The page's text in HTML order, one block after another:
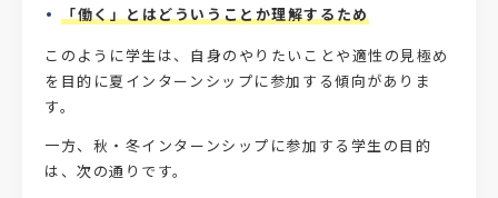
「働く」とはどういうことか理解するため
このように学生は、自身のやりたいことや適性の見極め
を目的に夏インターンシップに参加する傾向がありま
す。
一方、秋・冬インターンシップに参加する学生の目的
は、次の通りです。